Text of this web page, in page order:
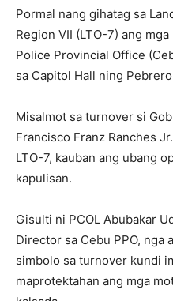
Pormal nang gihatag sa
Region VII (LTO-7) ang
Police Provincial Office
sa Capitol Hall ning
Misalmot sa turnover si
Francisco Franz Ranches
LTO-7, kauban ang ubang
kapulisan.
Gisulti ni PCOL Abubakar
Director sa Cebu PPO, nga
simbolo sa turnover kundi
maprotektahan ang mga